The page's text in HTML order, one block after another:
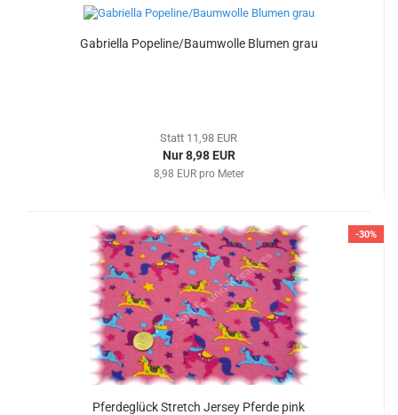
Gabriella Popeline/Baumwolle Blumen grau
Statt 11,98 EUR
Nur 8,98 EUR
8,98 EUR pro Meter
-30%
Pferdeglück Stretch Jersey Pferde pink